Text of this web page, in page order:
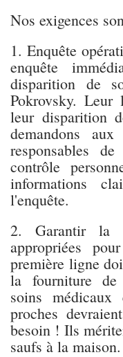
Nos exigences
1. Enquête
enquête
disparition de
Pokrovsky. Leur
leur disparition
demandons
responsables
contrôle
informations
l'enquête.
2. Garantir la
appropriées
première ligne
la fourniture de
soins
proches
besoin ! Ils
saufs à la maison.